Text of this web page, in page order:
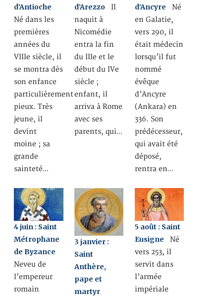
d’Antioche
Né dans les
premières
années du
VIIIe siècle, il
se montra dès
son enfance
particulièrement
pieux. Très
jeune, il
devint
moine ; sa
grande
sainteté…
d’Arezzo Il
naquit à
Nicomédie
entra la fin
du IIIe et le
début du IVe
siècle ;
enfant, il
arriva à Rome
avec ses
parents, qui…
d’Ancyre Né
en Galatie,
vers 290, il
était médecin
lorsqu’il fut
nommé
évêque
d’Ancyre
(Ankara) en
336. Son
prédécesseur,
qui avait été
déposé,
rentra en…
4 juin : Saint
Métrophane
de Byzance
Neveu de
l’empereur
romain
3 janvier :
Saint
Anthère,
pape et
martyr
5 août : Saint
Eusigne Né
vers 253, il
servit dans
l’armée
impériale